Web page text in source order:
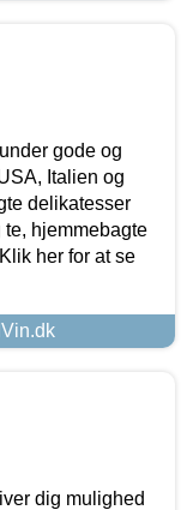
gode og
Italien og
delikatesser
hjemmebagte
her for at se
dig mulighed